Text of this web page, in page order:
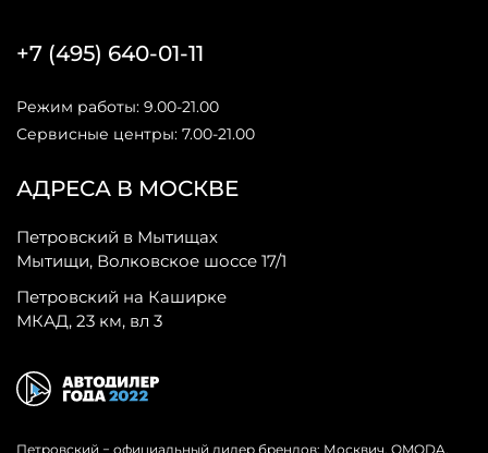
АДРЕСА В МОСКВЕ
Петровский в Мытищах
Мытищи, Волковское шоссе 17/1
Петровский на Каширке
МКАД, 23 км, вл 3
+7 (495) 640-01-11
Режим работы: 9.00-21.00
Сервисные центры: 7.00-21.00
Петровский − официальный дилер брендов: Москвич, OMODA,